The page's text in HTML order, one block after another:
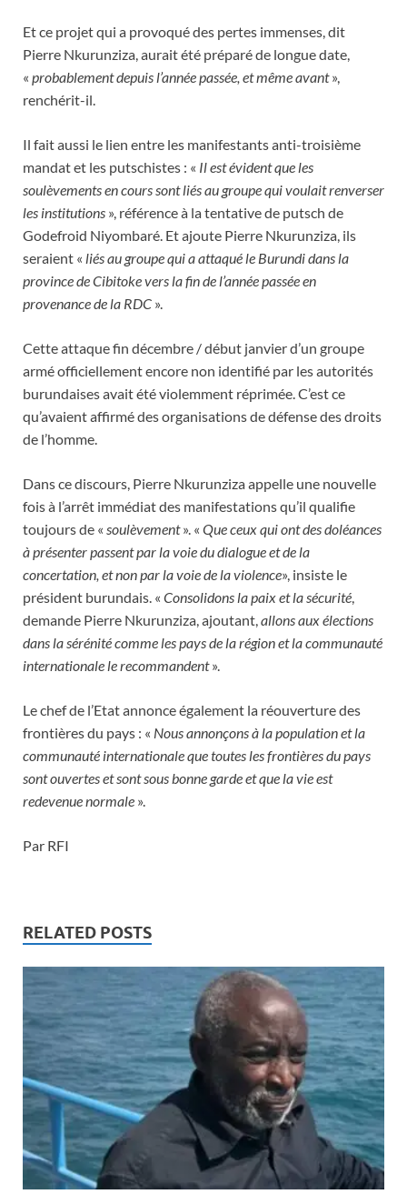
Et ce projet qui a provoqué des pertes immenses, dit
Pierre Nkurunziza, aurait été préparé de longue date,
« probablement depuis l’année passée, et même avant»,
renchérit-il.
Il fait aussi le lien entre les manifestants anti-troisième
mandat et les putschistes : « Il est évident que les
soulèvements en cours sont liés au groupe qui voulait renverser
les institutions », référence à la tentative de putsch de
Godefroid Niyombaré. Et ajoute Pierre Nkurunziza, ils
seraient « liés au groupe qui a attaqué le Burundi dans la
province de Cibitoke vers la fin de l’année passée en
provenance de la RDC ».
Cette attaque fin décembre / début janvier d’un groupe
armé officiellement encore non identifié par les autorités
burundaises avait été violemment réprimée. C’est ce
qu’avaient affirmé des organisations de défense des droits
de l’homme.
Dans ce discours, Pierre Nkurunziza appelle une nouvelle
fois à l’arrêt immédiat des manifestations qu’il qualifie
toujours de « soulèvement». « Que ceux qui ont des doléances
à présenter passent par la voie du dialogue et de la
concertation, et non par la voie de la violence», insiste le
président burundais. « Consolidons la paix et la sécurité
demande Pierre Nkurunziza, ajoutant, allons aux élections
dans la sérénité comme les pays de la région et la communauté
internationale le recommandent».
Le chef de l’Etat annonce également la réouverture des
frontières du pays : « Nous annonçons à la population et la
communauté internationale que toutes les frontières du pays
sont ouvertes et sont sous bonne garde et que la vie est
redevenue normale ».
Par RFI
RELATED POSTS